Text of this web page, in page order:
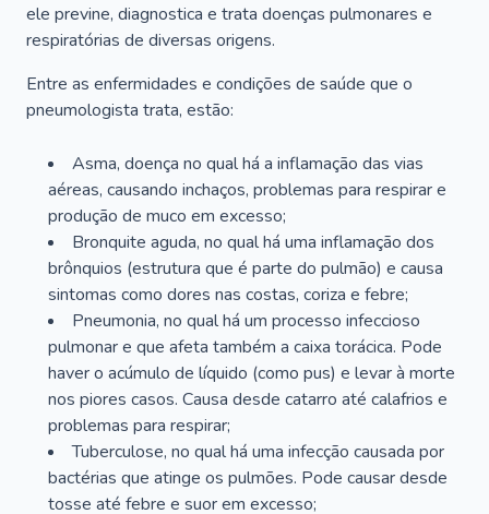
ele previne, diagnostica e trata doenças pulmonares e
respiratórias de diversas origens.
Entre as enfermidades e condições de saúde que o
pneumologista trata, estão:
Asma, doença no qual há a inflamação das vias
aéreas, causando inchaços, problemas para respirar e
produção de muco em excesso;
Bronquite aguda, no qual há uma inflamação dos
brônquios (estrutura que é parte do pulmão) e causa
sintomas como dores nas costas, coriza e febre;
Pneumonia, no qual há um processo infeccioso
pulmonar e que afeta também a caixa torácica. Pode
haver o acúmulo de líquido (como pus) e levar à morte
nos piores casos. Causa desde catarro até calafrios e
problemas para respirar;
Tuberculose, no qual há uma infecção causada por
bactérias que atinge os pulmões. Pode causar desde
tosse até febre e suor em excesso;